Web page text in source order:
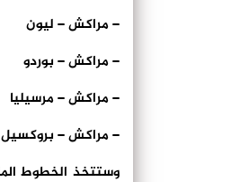
– مراكش – ليون
– مراكش – بوردو
– مراكش – مرسيليا
– مراكش – بروكسيل
وستتخذ الخطوط